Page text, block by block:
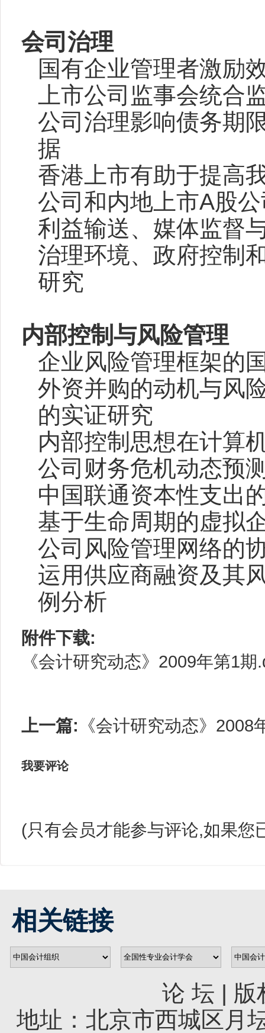
会司治理
国有企业管理者激
上市公司监事会统合
公司治理影响债务期
据
香港上市有助于提高
公司和内地上市A股
利益输送、 媒体监督
治理环境、政府控制
研究
内部控制与风险管理
企业风险管理框架的
外资并购的动机与风
的实证研究
内部控制思想在计算
公司财务危机动态预
中国联通资本性支出
基于生命周期的虚拟
公司风险管理网络的
运用供应商融资及
例分析
附件下载:
《会计研究动态》2009年第1期
上一篇: 《会计研究动态》2008
我要评论
(只有会员才能参与评论,如果您
相关链接
论 坛 | 版
地址：北京市西城区月